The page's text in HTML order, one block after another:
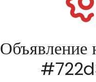
Объявление
#